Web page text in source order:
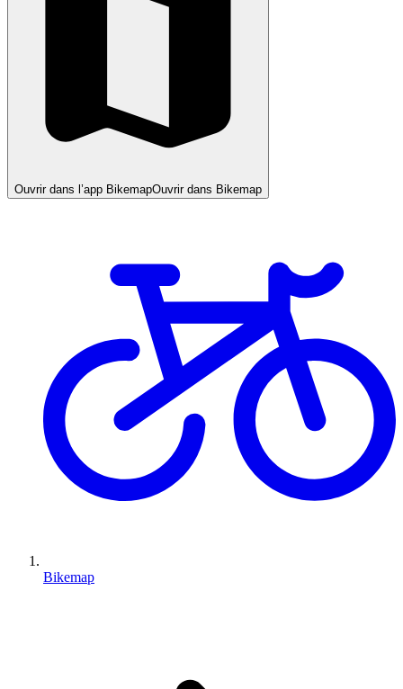
Ouvrir dans l’app BikemapOuvrir dans Bikemap
Bikemap